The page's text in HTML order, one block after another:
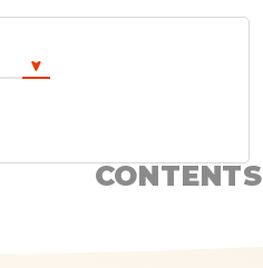
CONTENTS